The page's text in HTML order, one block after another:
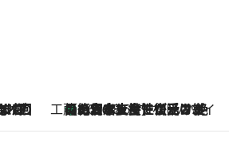
工藤まやのおもてなしハワイ
2026.8.6
【ハワイ土産】ローカルの絶大な支持で復活！ 絶品の幻クッキー《元ファンの日本人女性が受け継いだ名店》